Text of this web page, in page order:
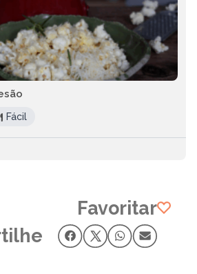
Fácil
Favoritar